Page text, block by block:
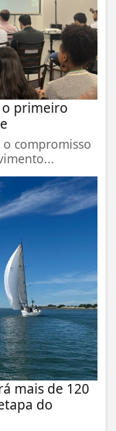
o primeiro
compromisso
mais de 120
do